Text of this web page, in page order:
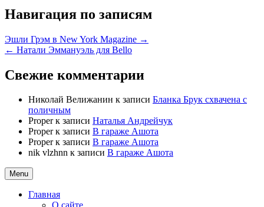
Навигация по записям
Эшли Грэм в New York Magazine →
← Натали Эммануэль для Bello
Свежие комментарии
Николай Велижанин к записи Бланка Брук схвачена с
поличным
Properк записи Наталья Андрейчук
Properк записи В гараже Ашота
Properк записи В гараже Ашота
nik vlzhnn к записи В гараже Ашота
Menu
Главная